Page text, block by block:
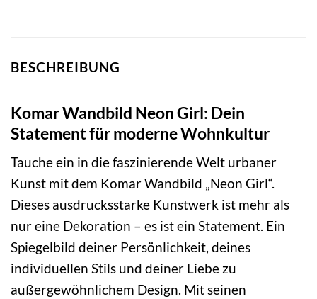
BESCHREIBUNG
Komar Wandbild Neon Girl: Dein
Statement für moderne Wohnkultur
Tauche ein in die faszinierende Welt urbaner
Kunst mit dem Komar Wandbild „Neon Girl“.
Dieses ausdrucksstarke Kunstwerk ist mehr als
nur eine Dekoration – es ist ein Statement. Ein
Spiegelbild deiner Persönlichkeit, deines
individuellen Stils und deiner Liebe zu
außergewöhnlichem Design. Mit seinen